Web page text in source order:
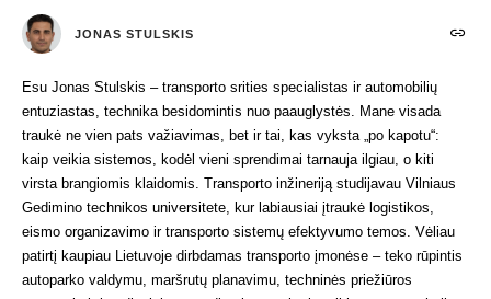
JONAS STULSKIS
Esu Jonas Stulskis – transporto srities specialistas ir automobilių
entuziastas, technika besidomintis nuo paauglystės. Mane visada
traukė ne vien pats važiavimas, bet ir tai, kas vyksta „po kapotu“:
kaip veikia sistemos, kodėl vieni sprendimai tarnauja ilgiau, o kiti
virsta brangiomis klaidomis. Transporto inžineriją studijavau Vilniaus
Gedimino technikos universitete, kur labiausiai įtraukė logistikos,
eismo organizavimo ir transporto sistemų efektyvumo temos. Vėliau
patirtį kaupiau Lietuvoje dirbdamas transporto įmonėse – teko rūpintis
autoparko valdymu, maršrutų planavimu, techninės priežiūros